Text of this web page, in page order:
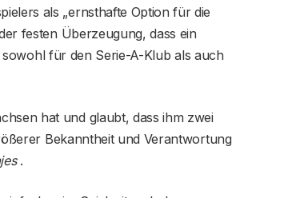
als „ernsthafte Option für die
festen Überzeugung, dass ein
für den Serie-A-Klub als auch
hat und glaubt, dass ihm zwei
Bekanntheit und Verantwortung
.